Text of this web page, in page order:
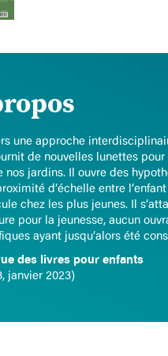
une approche
de nouvelles lunettes
nos jardins. Il ouvre des
d’échelle entre
chez les plus jeunes. Il
pour la jeunesse, aucun
ayant jusqu’alors été
des livres pour enfants
janvier 2023)